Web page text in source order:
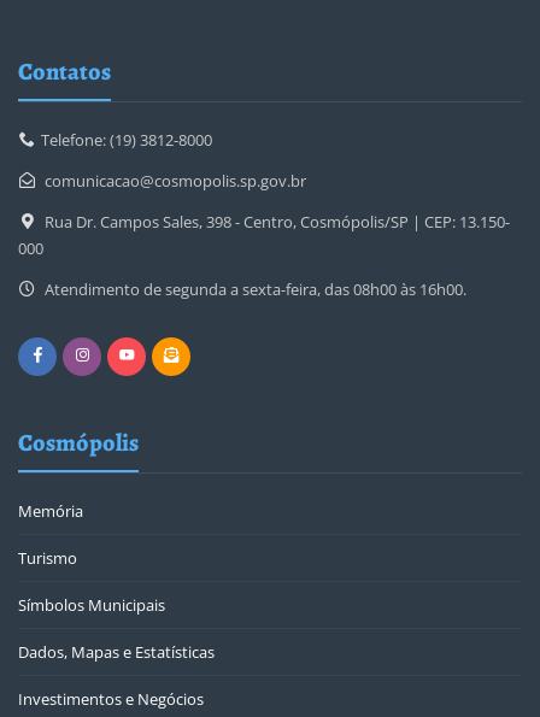
Contatos
Telefone: (19) 3812-8000
comunicacao@cosmopolis.sp.gov.br
Rua Dr. Campos Sales, 398 - Centro, Cosmópolis/SP | CEP: 13.150-
000
Atendimento de segunda a sexta-feira, das 08h00 às 16h00.
Cosmópolis
Memória
Turismo
Símbolos Municipais
Dados, Mapas e Estatísticas
Investimentos e Negócios